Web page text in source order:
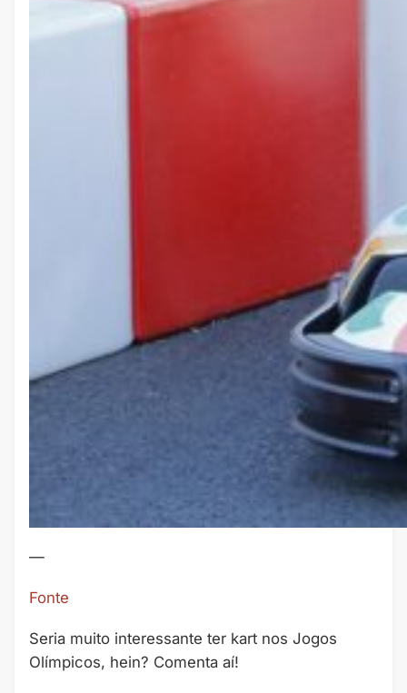
—
Fonte
Seria muito interessante ter kart nos Jogos
Olímpicos, hein? Comenta aí!